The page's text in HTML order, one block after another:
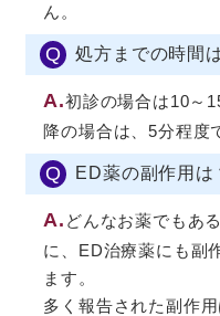
ん。
Q 処方までの時間
A.初診の場合は10～
降の場合は、5分程度
Q ED薬の副作用は
A. どんなお薬でもあ
に、ED治療薬にも副
ます。
多く報告された副作